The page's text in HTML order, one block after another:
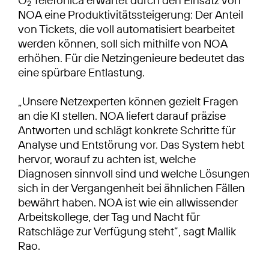
2
NOA eine Produktivitäts­steigerung: Der Anteil
von Tickets, die voll automatisiert bearbeitet
werden können, soll sich mithilfe von NOA
erhöhen. Für die Netzingenieure bedeutet das
eine spürbare Entlastung.
„Unsere Netzexperten können gezielt Fragen
an die KI stellen. NOA liefert darauf präzise
Antworten und schlägt konkrete Schritte für
Analyse und Entstörung vor. Das System hebt
hervor, worauf zu achten ist, welche
Diagnosen sinnvoll sind und welche Lösungen
sich in der Vergangenheit bei ähnlichen Fällen
bewährt haben. NOA ist wie ein allwissender
Arbeitskollege, der Tag und Nacht für
Ratschläge zur Verfügung steht”, sagt Mallik
Rao.